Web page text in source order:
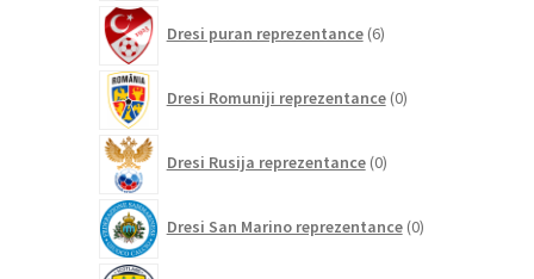
Dresi puran reprezentance 6izdelkov
Dresi Romuniji reprezentance 0izdelkov
Dresi Rusija reprezentance 0izdelkov
Dresi San Marino reprezentance 0izdelkov